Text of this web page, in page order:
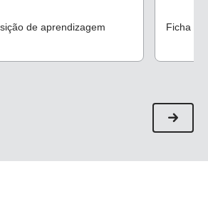
de aprendizagem Ficha